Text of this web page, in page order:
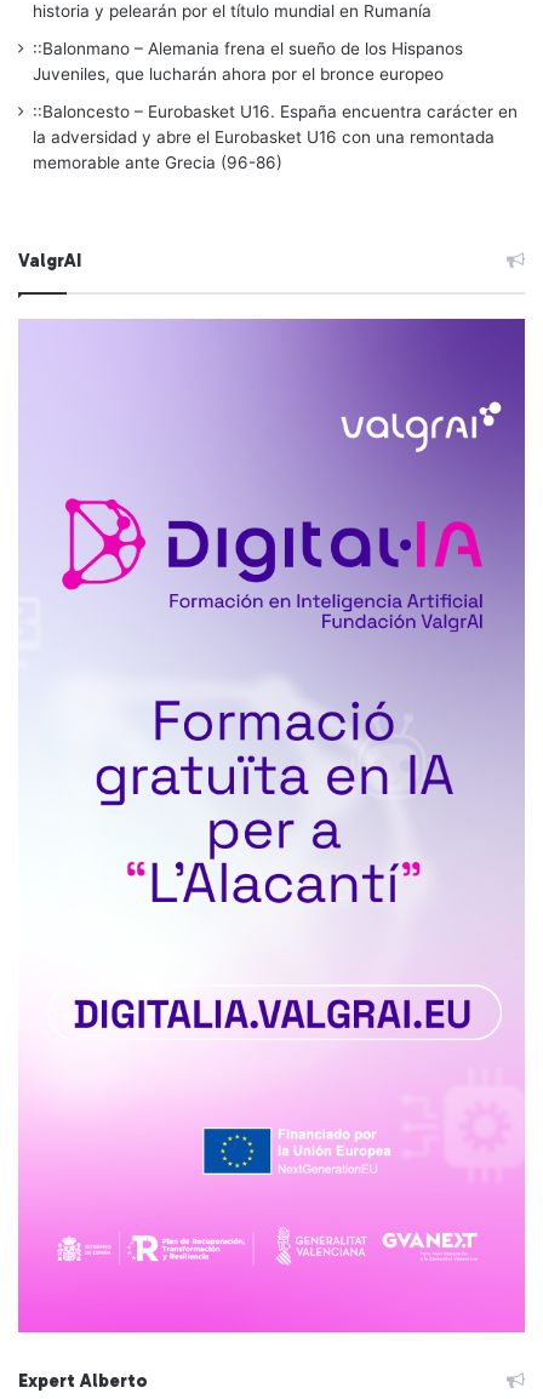
historia y pelearán por el título mundial en Rumanía
::Balonmano – Alemania frena el sueño de los Hispanos
Juveniles, que lucharán ahora por el bronce europeo
::Baloncesto – Eurobasket U16. España encuentra carácter en
la adversidad y abre el Eurobasket U16 con una remontada
memorable ante Grecia (96-86)
ValgrAI
Expert Alberto